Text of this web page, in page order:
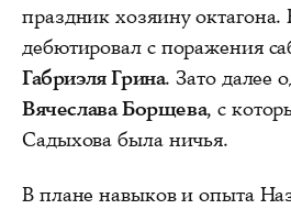
праздник хозяину
дебютировал с поражения
Габриэля Грина. Зато далее
Вячеслава Борщева, с
Садыхова была ничья.
В плане навыков и опыта